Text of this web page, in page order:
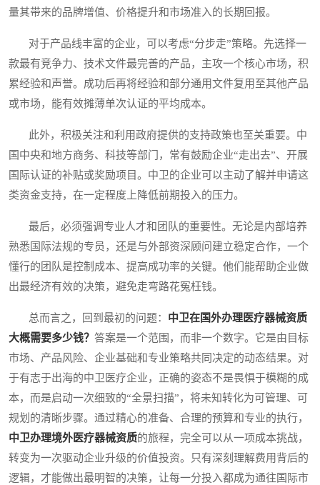
量其带来的品牌增值、价格提升和市场准入的长期回报。
对于产品线丰富的企业，可以考虑“分步走”策略。先选择一
款最有竞争力、技术文件最完善的产品，主攻一个核心市场，积
累经验和声誉。成功后再将经验和部分通用文件复用至其他产品
或市场，能有效摊薄单次认证的平均成本。
此外，积极关注和利用政府提供的支持政策也至关重要。中
国中央和地方商务、科技等部门，常有鼓励企业“走出去”、开展
国际认证的补贴或奖励项目。中卫的企业可以主动了解并申请这
类资金支持，在一定程度上降低前期投入的压力。
最后，必须强调专业人才和团队的重要性。无论是内部培养
熟悉国际法规的专员，还是与外部资深顾问建立稳定合作，一个
懂行的团队是控制成本、提高成功率的关键。他们能帮助企业做
出最经济有效的决策，避免走弯路花冤枉钱。
总而言之，回到最初的问题： 中卫在国外办理医疗器械资质
大概需要多少钱？ 答案是一个范围，而非一个数字。它是由目标
市场、产品风险、企业基础和专业策略共同决定的动态结果。对
于有志于出海的中卫医疗企业，正确的姿态不是畏惧于模糊的成
本，而是启动一次细致的“全景扫描”，将未知转化为可管理、可
规划的清晰步骤。通过精心的准备、合理的预算和专业的执行，
中卫办理境外医疗器械资质的旅程，完全可以从一项成本挑战，
转变为一次驱动企业升级的价值投资。只有深刻理解费用背后的
逻辑，才能做出最明智的决策，让每一分投入都成为通往国际市